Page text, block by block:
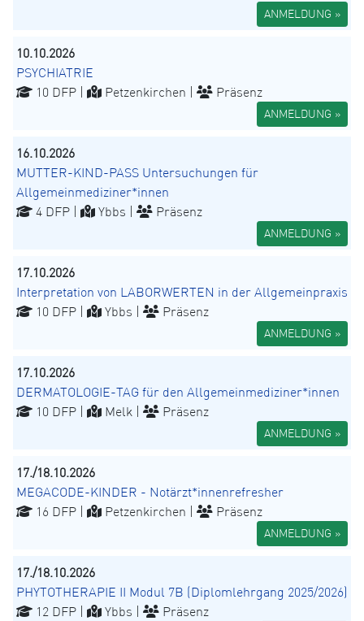
ANMELDUNG »
10.10.2026
PSYCHIATRIE
10 DFP |
Petzenkirchen | Präsenz
ANMELDUNG »
16.10.2026
MUTTER-KIND-PASS Untersuchungen für
Allgemeinmediziner*innen
4 DFP |
Ybbs | Präsenz
ANMELDUNG »
17.10.2026
Interpretation von LABORWERTEN in der Allgemeinpraxis
10 DFP |
Ybbs | Präsenz
ANMELDUNG »
17.10.2026
DERMATOLOGIE-TAG für den Allgemeinmediziner*innen
10 DFP |
Melk | Präsenz
ANMELDUNG »
17./18.10.2026
MEGACODE-KINDER - Notärzt*innenrefresher
16 DFP |
Petzenkirchen | Präsenz
ANMELDUNG »
17./18.10.2026
PHYTOTHERAPIE II Modul 7B (Diplomlehrgang 2025/2026)
12 DFP |
Ybbs | Präsenz